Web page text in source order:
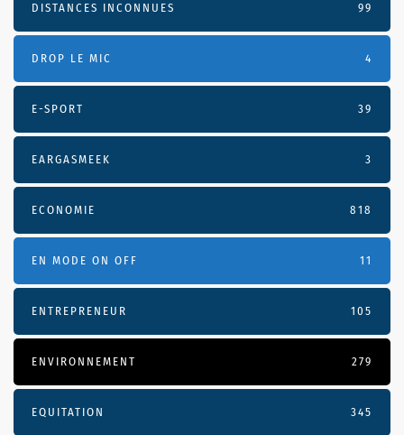
DISTANCES INCONNUES 99
DROP LE MIC 4
E-SPORT 39
EARGASMEEK 3
ECONOMIE 818
EN MODE ON OFF 11
ENTREPRENEUR 105
ENVIRONNEMENT 279
EQUITATION 345